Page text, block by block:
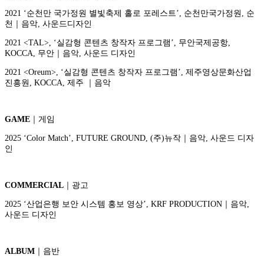
2021 ‘순천만 국가정원 별빛축제 홀로 포레스트’, 순천만국가정원, 순
천｜음악, 사운드디자인
2021 <TAL>, ‘실감형 콘텐츠 창작자 프로그램’, 무안국제공항,
KOCCA, 무안｜음악, 사운드 디자인
2021 <Oreum>, ‘실감형 콘텐츠 창작자 프로그램’, 제주영상문화산업
진흥원, KOCCA, 제주 ｜음악
GAME ｜게임
2025 ‘Color Match’, FUTURE GROUND, (주)뉴작｜음악, 사운드 디자
인
COMMERCIAL ｜광고
2025 ‘산업은행 보안 시스템 홍보 영상’, KRF PRODUCTION｜음악,
사운드 디자인
ALBUM ｜음반